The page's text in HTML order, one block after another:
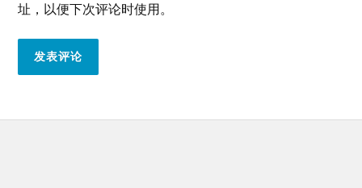
址，以便下次评论时使用。